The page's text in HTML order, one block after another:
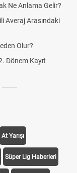
Ne Anlama Gelir?
Averaj Arasındaki
Olur?
Dönem Kayıt
At Yarışı
Süper Lig Haberleri